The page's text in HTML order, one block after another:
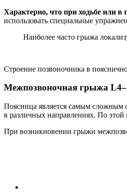
Характерно, что при ходьбе или в
использовать специальные
Наиболее часто грыжа
Строение позвоночника в
Межпозвоночная грыжа
Поясница является самым сложным
в различных направлениях. По
При возникновении грыжи